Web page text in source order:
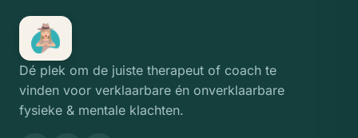
Dé plek om de juiste therapeut of coach te
vinden voor verklaarbare én onverklaarbare
fysieke & mentale klachten.